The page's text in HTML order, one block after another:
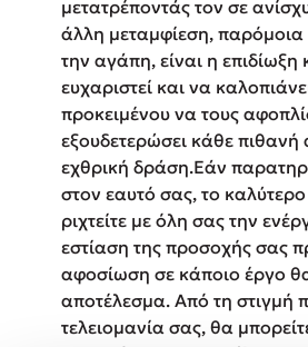
μετατρέποντάς τον σε
άλλη μεταμφίεση, παρόμοια
την αγάπη, είναι η επιδίωξη
ευχαριστεί και να
προκειμένου να τους
εξουδετερώσει κάθε
εχθρική δράση.Εάν
στον εαυτό σας, το καλύτερο
ριχτείτε με όλη σας την
εστίαση της προσοχής σας
αφοσίωση σε κάποιο έργο θα
αποτέλεσμα. Από τη στιγμή
τελειομανία σας, θα